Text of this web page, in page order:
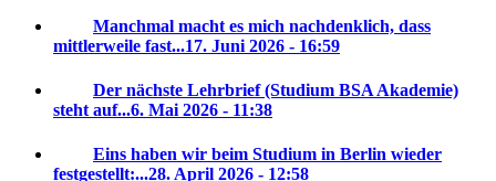
Manchmal macht es mich nachdenklich, dass
mittlerweile fast...17. Juni 2026 - 16:59
Der nächste Lehrbrief (Studium BSA Akademie)
steht auf...6. Mai 2026 - 11:38
Eins haben wir beim Studium in Berlin wieder
festgestellt:...28. April 2026 - 12:58